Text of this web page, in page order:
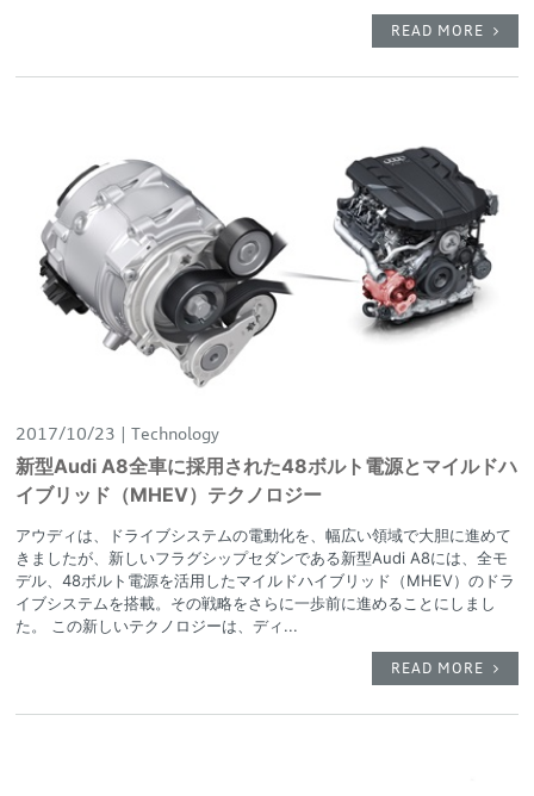
READ MORE
2017/10/23 Technology
新型Audi A8全車に採用された48ボルト電源とマイルドハ
イブリッド（MHEV）テクノロジー
アウディは、ドライブシステムの電動化を、幅広い領域で大胆に進めて
きましたが、新しいフラグシップセダンである新型Audi A8には、全モ
デル、48ボルト電源を活用したマイルドハイブリッド（MHEV）のドラ
イブシステムを搭載。その戦略をさらに一歩前に進めることにしまし
た。 この新しいテクノロジーは、ディ...
READ MORE